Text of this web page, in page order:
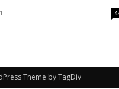
Theme by TagDiv